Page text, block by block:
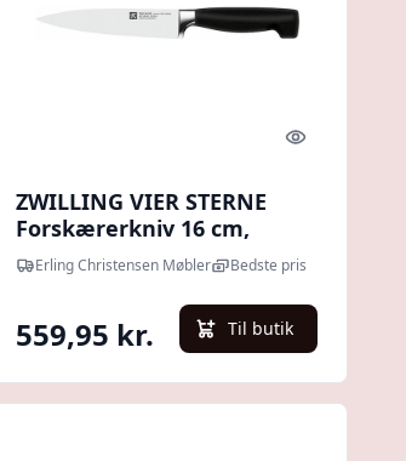
Quick look
ZWILLING VIER STERNE
Forskærerkniv 16 cm,
Glatslebet : Erling
Christensen Møbler
Erling Christensen Møbler Bedste pris
559,95 kr. Til butik